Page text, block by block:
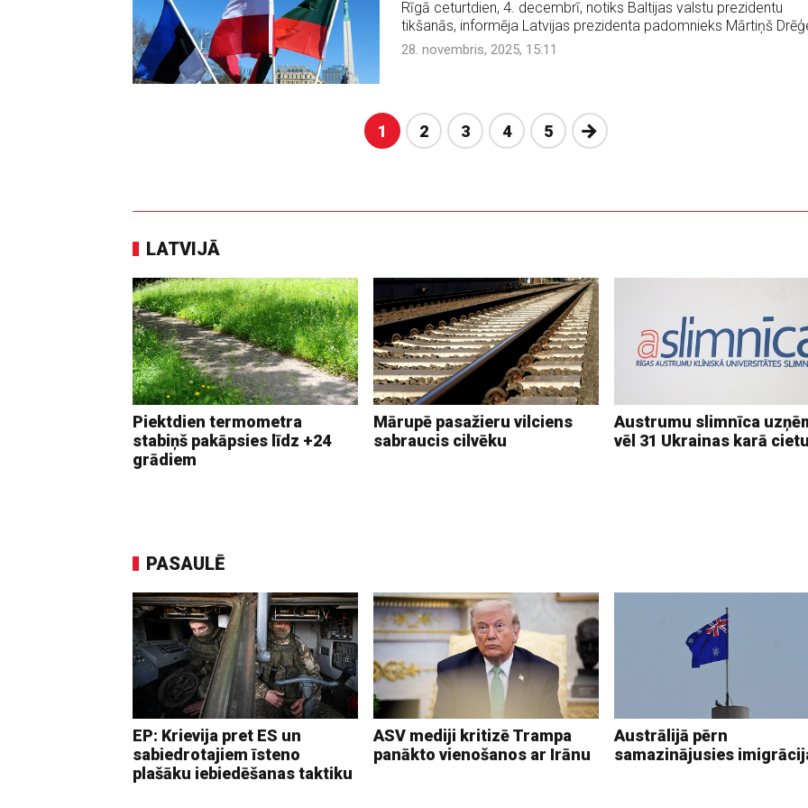
Rīgā ceturtdien, 4. decembrī, notiks Baltijas valstu prezidentu
tikšanās, informēja Latvijas prezidenta padomnieks Mārtiņš
28. novembris, 2025, 15:11
1 2 3 4 5 Nākošā
LATVIJĀ
Piektdien termometra
stabiņš pakāpsies līdz +24
grādiem
Mārupē pasažieru vilciens
sabraucis cilvēku
Austrumu slimnīca
vēl 31 Ukrainas karā
PASAULĒ
EP: Krievija pret ES un
sabiedrotajiem īsteno
plašāku iebiedēšanas taktiku
ASV mediji kritizē Trampa
panākto vienošanos ar Irānu
Austrālijā pērn
samazinājusies